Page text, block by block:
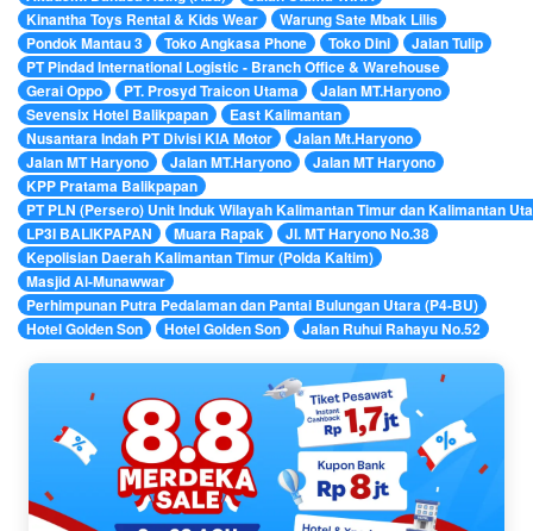
Kinantha Toys Rental & Kids Wear
Warung Sate Mbak Lilis
Pondok Mantau 3
Toko Angkasa Phone Toko Dini
Jalan Tulip
PT Pindad International Logistic - Branch Office & Warehouse
Gerai Oppo
PT. Prosyd Traicon Utama
Jalan MT.Haryono
Sevensix Hotel Balikpapan
East Kalimantan
Nusantara Indah PT Divisi KIA Motor
Jalan Mt.Haryono
Jalan MT Haryono
Jalan MT.Haryono
Jalan MT Haryono
KPP Pratama Balikpapan
PT PLN (Persero) Unit Induk Wilayah Kalimantan Timur dan Kalimantan
LP3I BALIKPAPAN
Muara Rapak
Jl. MT Haryono No.38
Kepolisian Daerah Kalimantan Timur (Polda Kaltim)
Masjid Al-Munawwar
Perhimpunan Putra Pedalaman dan Pantai Bulungan Utara (P4-BU)
Hotel Golden Son
Hotel Golden Son Jalan Ruhui Rahayu No.52